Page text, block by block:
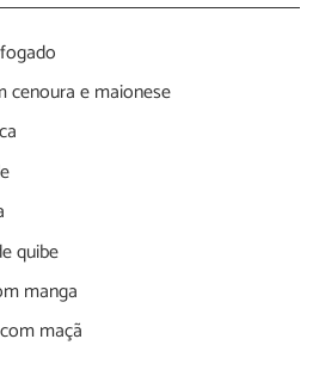
cenoura e maionese
quibe
manga
maçã